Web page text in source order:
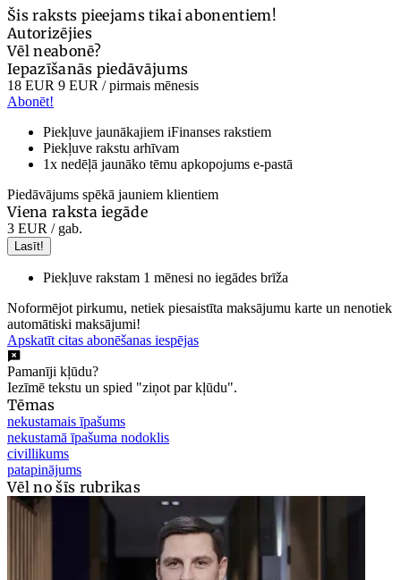
Šis raksts pieejams tikai abonentiem!
Autorizējies
Vēl neabonē?
Iepazīšanās piedāvājums
18 EUR 9 EUR / pirmais mēnesis
Abonēt!
Piekļuve jaunākajiem iFinanses rakstiem
Piekļuve rakstu arhīvam
1x nedēļā jaunāko tēmu apkopojums e-pastā
Piedāvājums spēkā jauniem klientiem
Viena raksta iegāde
3 EUR / gab.
Lasīt!
Piekļuve rakstam 1 mēnesi no iegādes brīža
Noformējot pirkumu, netiek piesaistīta maksājumu karte un nenotiek
automātiski maksājumi!
Apskatīt citas abonēšanas iespējas
Pamanīji kļūdu?
Iezīmē tekstu un spied "ziņot par kļūdu".
Tēmas
nekustamais īpašums
nekustamā īpašuma nodoklis
civillikums
patapinājums
Vēl no šīs rubrikas